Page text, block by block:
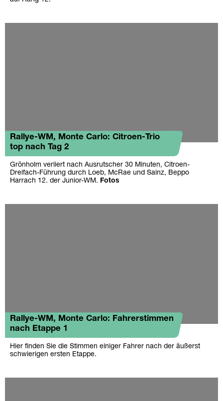
Rallye-WM, Monte Carlo: Citroen-Trio
top nach Tag 2
Grönholm verliert nach Ausrutscher 30 Minuten, Citroen-
Dreifach-Führung durch Loeb, McRae und Sainz, Beppo
Harrach 12. der Junior-WM.
Fotos
Rallye-WM, Monte Carlo: Fahrerstimmen
nach Etappe 1
Hier finden Sie die Stimmen einiger Fahrer nach der äußerst
schwierigen ersten Etappe.